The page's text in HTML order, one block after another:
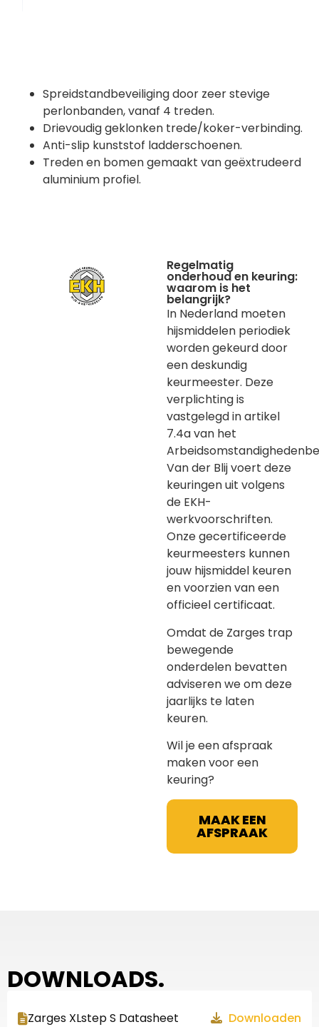
Spreidstandbeveiliging door zeer stevige
perlonbanden, vanaf 4 treden.
Drievoudig geklonken trede/koker-verbinding.
Anti-slip kunststof ladderschoenen.
Treden en bomen gemaakt van geëxtrudeerd
aluminium profiel.
Regelmatig
onderhoud en keuring:
waarom is het
belangrijk?
In Nederland moeten
hijsmiddelen periodiek
worden gekeurd door
een deskundig
keurmeester. Deze
verplichting is
vastgelegd in artikel
7.4a van het
Van der Blij voert deze
keuringen uit volgens
de EKH-
werkvoorschriften.
Onze gecertificeerde
keurmeesters kunnen
jouw hijsmiddel keuren
en voorzien van een
officieel certificaat.
Omdat de Zarges trap
bewegende
onderdelen bevatten
adviseren we om deze
jaarlijks te laten
keuren.
Wil je een afspraak
maken voor een
keuring?
MAAK EEN
AFSPRAAK
DOWNLOADS.
Zarges XLstep S Datasheet Downloaden